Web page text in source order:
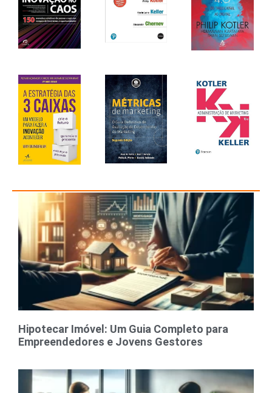
Hipotecar Imóvel: Um Guia Completo para
Empreendedores e Jovens Gestores